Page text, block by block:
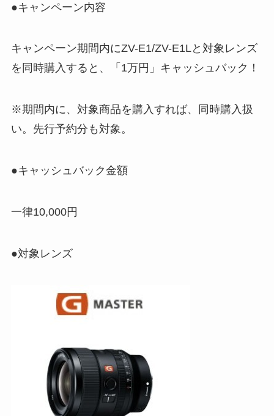
●キャンペーン内容
キャンペーン期間内にZV-E1/ZV-E1Lと対象レンズ
を同時購入すると、「1万円」キャッシュバック！
※期間内に、対象商品を購入すれば、同時購入扱
い。先行予約分も対象。
●キャッシュバック金額
一律10,000円
●対象レンズ